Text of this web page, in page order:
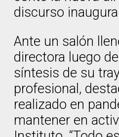
discurso
Ante un salón
directora luego
síntesis de su
profesional,
realizado en
mantener en